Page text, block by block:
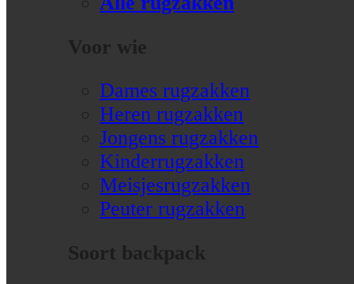
Voor wie
Dames rugzakken
Heren rugzakken
Jongens rugzakken
Kinderrugzakken
Meisjesrugzakken
Peuter rugzakken
Soort backpack